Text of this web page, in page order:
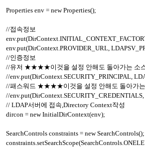
Properties env = new Properties();
//접속정보
env.put(DirContext.PROVIDER_URL,
//인증정보
//유저 ★★★★이것을 설정 안해도 돌아가는 소
//env.put(DirContext.SECURITY_PRINCIPAL,
//패스워드 ★★★★이것을 설정 안해도 돌아가
//env.put(DirContext.SECURITY_CREDENTIALS,
// LDAP서버에 접속,Directory Context작성
dircon = new InitialDirContext(env);
SearchControls constraints = new SearchControls();